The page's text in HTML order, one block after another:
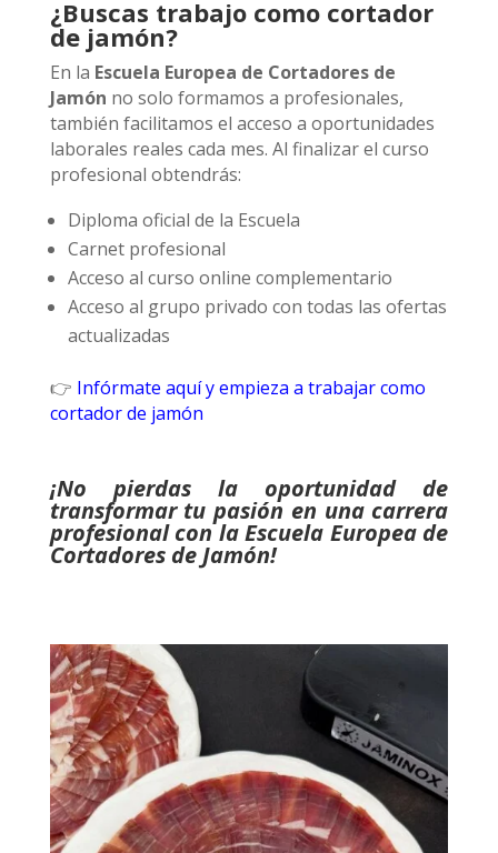
¿Buscas trabajo como cortador
de jamón?
En la Escuela Europea de Cortadores de
Jamón no solo formamos a profesionales,
también facilitamos el acceso a oportunidades
laborales reales cada mes. Al finalizar el curso
profesional obtendrás:
Diploma oficial de la Escuela
Carnet profesional
Acceso al curso online complementario
Acceso al grupo privado con todas las ofertas
actualizadas
👉 Infórmate aquí y empieza a trabajar como
cortador de jamón
¡No pierdas la oportunidad de
transformar tu pasión en una carrera
profesional con la Escuela Europea de
Cortadores de Jamón!